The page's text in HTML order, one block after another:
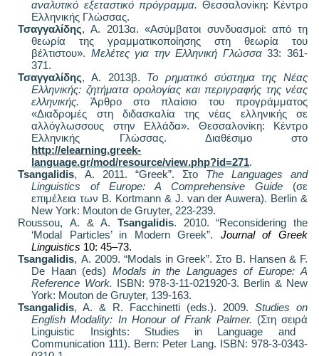
αναλυτικό εξεταστικό πρόγραμμα. Θεσσαλονίκη: Κέντρο
Ελληνικής Γλώσσας.
Τσαγγαλίδης, Α. 2013α. «Ασύμβατοι συνδυασμοί: από τη
θεωρία της γραμματικοποίησης στη θεωρία του
βέλτιστου». Μελέτες για την Ελληνική Γλώσσα33: 361-
371.
Τσαγγαλίδης, Α. 2013β. Το ρηματικό σύστημα της Νέας
Ελληνικής: ζητήματα ορολογίας και περιγραφής της νέας
ελληνικής. Άρθρο στο πλαίσιο του προγράμματος
«Διαδρομές στη διδασκαλία της νέας ελληνικής σε
αλλόγλωσσους στην Ελλάδα». Θεσσαλονίκη: Κέντρο
Ελληνικής Γλώσσας. Διαθέσιμο στο
http://elearning.greek-
language.gr/mod/resource/view.php?id=271.
Tsangalidis, A. 2011. “Greek”. Στο The Languages and
Linguistics of Europe: A Comprehensive Guide (σε
επιμέλεια των B. Kortmann & J. van der Auwera). Berlin &
New York: Mouton de Gruyter, 223-239.
Roussou,A. &A.Tsangalidis. 2010. “Reconsidering the
‘Modal Particles’ in Modern Greek”. Journal of Greek
Linguistics 10: 45–73.
Tsangalidis, A. 2009. “Modals in Greek”. Στο B. Hansen& F.
De Haan(eds) Modals in the Languages of Europe:A
Reference Work. ISBN: 978-3-11-021920-3. Berlin & New
York: Mouton de Gruyter, 139-163.
Tsangalidis, A. & R. Facchinetti (eds.). 2009.Studies on
English Modality: In Honour of Frank Palmer. (Στη σειρά
Linguistic Insights: Studies in Language and
Communication 111). Bern: Peter Lang. ISBN: 978-3-0343-